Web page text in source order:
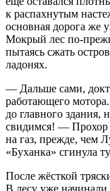
к распахнутым
основная дорога же
Мокрый лес по-
пытаясь сжать
ладонях.
— Дальше сами,
работающего
до главного
свидимся! — Прохор
на газ, прежде, чем
«Буханка» сгинула
После жёсткой
В лесу уже начинали